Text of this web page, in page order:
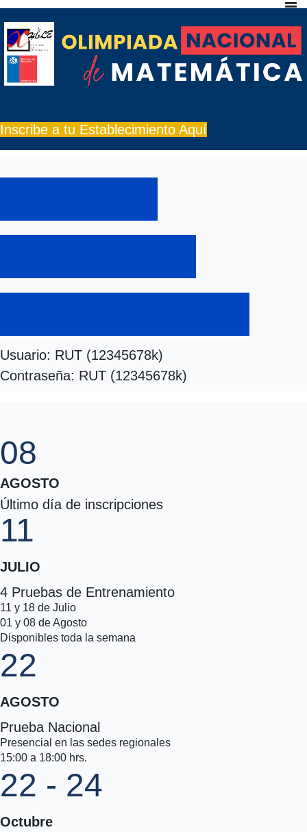
Inscribe a tu Establecimiento Aquí
Usuario: RUT (12345678k)
Contraseña: RUT (12345678k)
08
AGOSTO
Último día de inscripciones
11
JULIO
4 Pruebas de Entrenamiento
11 y 18 de Julio
01 y 08 de Agosto
Disponibles toda la semana
22
AGOSTO
Prueba Nacional
Presencial en las sedes regionales
15:00 a 18:00 hrs.
22 - 24
Octubre